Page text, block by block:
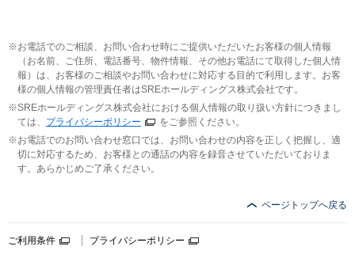
お電話でのご相談、お問い合わせ時にご提供いただいたお客様の個人情報
（お名前、ご住所、電話番号、物件情報、その他お電話にて取得した個人情
報）は、お客様のご相談やお問い合わせに対応する目的で利用します。お客
様の個人情報の管理責任者はSREホールディングス株式会社です。
SREホールディングス株式会社における個人情報の取り扱い方針につきまし
ては、 プライバシーポリシー
をご参照ください。
お電話でのお問い合わせ窓口では、お問い合わせの内容を正しく把握し、適
切に対応するため、お客様との通話の内容を録音させていただいておりま
す。あらかじめご了承ください。
ページトップへ戻る
ご利用条件 プライバシーポリシー